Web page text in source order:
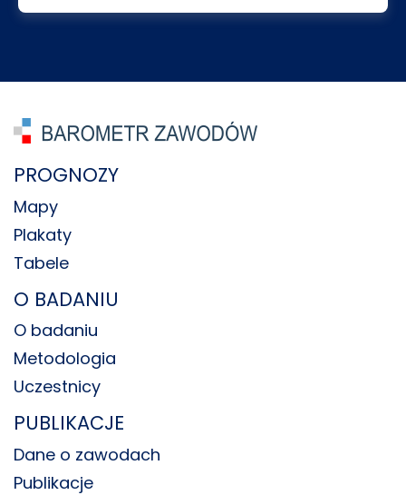
PROGNOZY
Mapy
Plakaty
Tabele
O BADANIU
O badaniu
Metodologia
Uczestnicy
PUBLIKACJE
Dane o zawodach
Publikacje